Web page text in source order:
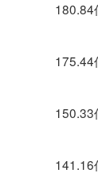
180.84
175.44
150.33
141.16